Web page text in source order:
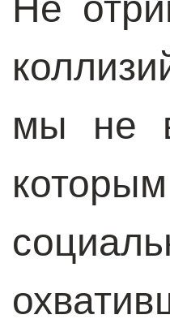
мы не